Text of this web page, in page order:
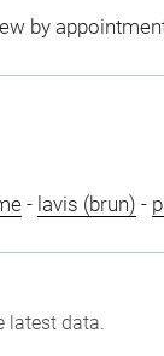
by
- lavis (brun) -
latest data.